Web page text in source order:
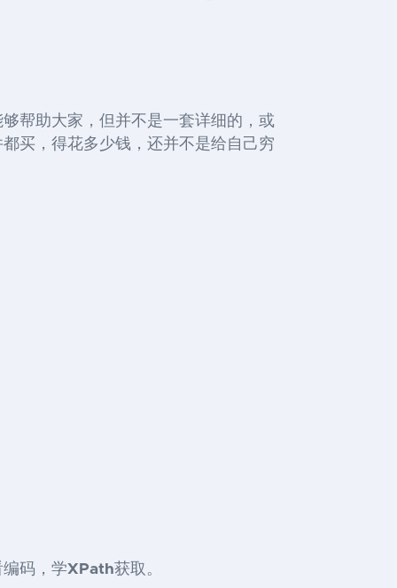
帮助大家，但并不是一套详细的，或
买，得花多少钱，还并不是给自己穷
码，学XPath获取。